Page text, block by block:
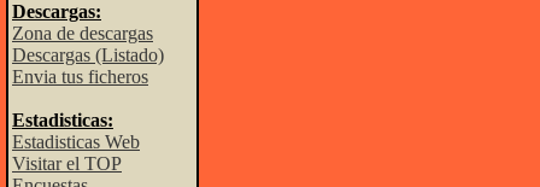
Descargas:
Zona de descargas
Descargas (Listado)
Envia tus ficheros
Estadisticas:
Estadisticas Web
Visitar el TOP